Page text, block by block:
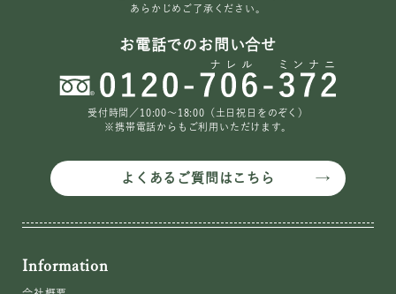
あらかじめご了承ください。
お電話でのお問い合せ
受付時間／10:00〜18:00（土日祝日をのぞく）
※携帯電話からもご利用いただけます。
よくあるご質問はこちら
Information